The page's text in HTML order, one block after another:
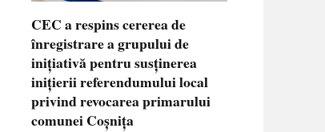
CEC a respins cererea de
înregistrare a grupului de
inițiativă pentru susținerea
inițierii referendumului local
privind revocarea primarului
comunei Coșnița